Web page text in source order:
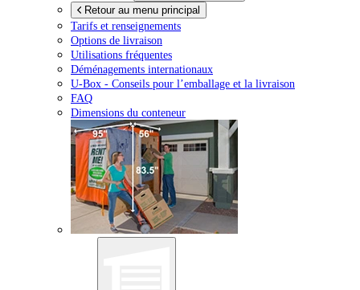
Retour au menu principal
Tarifs et renseignements
Options de livraison
Utilisations fréquentes
Déménagements internationaux
U-Box - Conseils pour l’emballage et la livraison
FAQ
Dimensions du conteneur